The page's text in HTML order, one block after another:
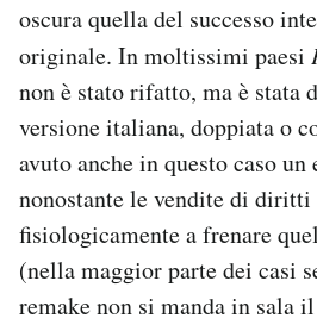
oscura quella del successo
originale. In moltissimi paesi
non è stato rifatto, ma è stata
versione italiana, doppiata o
avuto anche in questo caso un
nonostante le vendite di diritti
fisiologicamente a frenare
(nella maggior parte dei casi
remake non si manda in sala